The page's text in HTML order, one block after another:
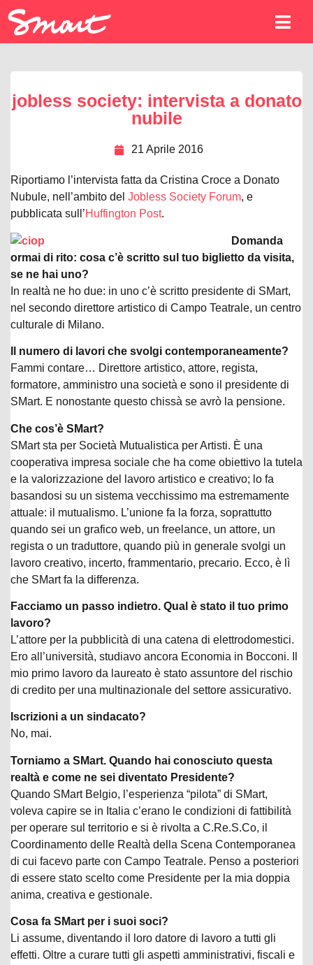
jobless society: intervista a donato
nubile
21 Aprile 2016
Riportiamo l’intervista fatta da Cristina Croce a Donato
Nubule, nell’ambito del Jobless Society Forum, e
pubblicata sull’Huffington Post.
Domanda
ormai di rito: cosa c’è scritto sul tuo biglietto da visita,
se ne hai uno?
In realtà ne ho due: in uno c’è scritto presidente di SMart,
nel secondo direttore artistico di Campo Teatrale, un centro
culturale di Milano.
Il numero di lavori che svolgi contemporaneamente?
Fammi contare… Direttore artistico, attore, regista,
formatore, amministro una società e sono il presidente di
SMart. E nonostante questo chissà se avrò la pensione.
Che cos’è SMart?
SMart sta per Società Mutualistica per Artisti. È una
cooperativa impresa sociale che ha come obiettivo la tutela
e la valorizzazione del lavoro artistico e creativo; lo fa
basandosi su un sistema vecchissimo ma estremamente
attuale: il mutualismo. L’unione fa la forza, soprattutto
quando sei un grafico web, un freelance, un attore, un
regista o un traduttore, quando più in generale svolgi un
lavoro creativo, incerto, frammentario, precario. Ecco, è lì
che SMart fa la differenza.
Facciamo un passo indietro. Qual è stato il tuo primo
lavoro?
L’attore per la pubblicità di una catena di elettrodomestici.
Ero all’università, studiavo ancora Economia in Bocconi. Il
mio primo lavoro da laureato è stato assuntore del rischio
di credito per una multinazionale del settore assicurativo.
Iscrizioni a un sindacato?
No, mai.
Torniamo a SMart. Quando hai conosciuto questa
realtà e come ne sei diventato Presidente?
Quando SMart Belgio, l’esperienza “pilota” di SMart,
voleva capire se in Italia c’erano le condizioni di fattibilità
per operare sul territorio e si è rivolta a C.Re.S.Co, il
Coordinamento delle Realtà della Scena Contemporanea
di cui facevo parte con Campo Teatrale. Penso a posteriori
di essere stato scelto come Presidente per la mia doppia
anima, creativa e gestionale.
Cosa fa SMart per i suoi soci?
Li assume, diventando il loro datore di lavoro a tutti gli
effetti. Oltre a curare tutti gli aspetti amministrativi, fiscali e